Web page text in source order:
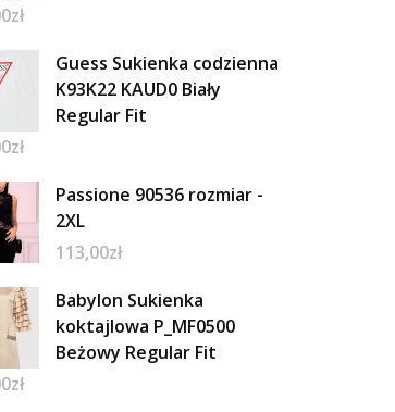
zł
Guess Sukienka codzienna
K93K22 KAUD0 Biały
Regular Fit
zł
Passione 90536 rozmiar -
2XL
113,00zł
Babylon Sukienka
koktajlowa P_MF0500
Beżowy Regular Fit
zł